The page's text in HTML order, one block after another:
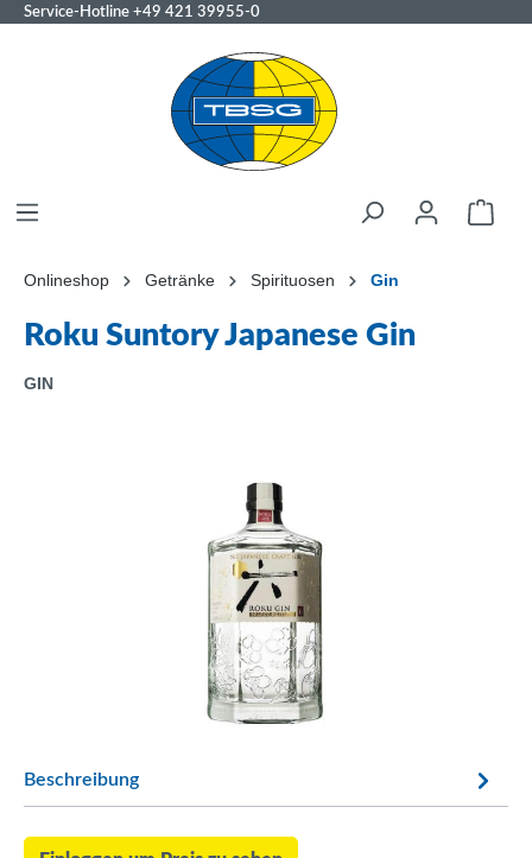
Service-Hotline +49 421 39955-0
Onlineshop Getränke Spirituosen Gin
Roku Suntory Japanese Gin
GIN
Beschreibung